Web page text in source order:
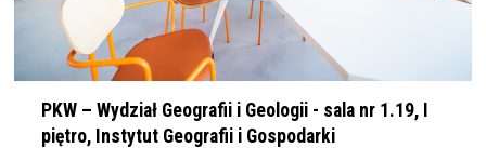
PKW – Wydział Geografii i Geologii - sala nr 1.19, I
piętro, Instytut Geografii i Gospodarki